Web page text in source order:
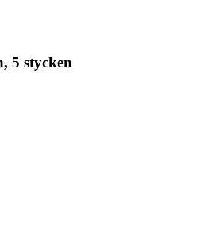
5 stycken